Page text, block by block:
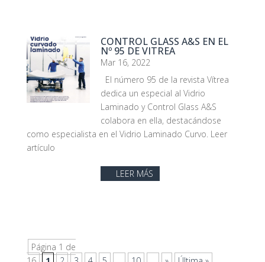
CONTROL GLASS A&S EN EL
Nº 95 DE VITREA
Mar 16, 2022
El número 95 de la revista Vítrea
dedica un especial al Vidrio
Laminado y Control Glass A&S
colabora en ella, destacándose
como especialista en el Vidrio Laminado Curvo. Leer
artículo
LEER MÁS
Página 1 de